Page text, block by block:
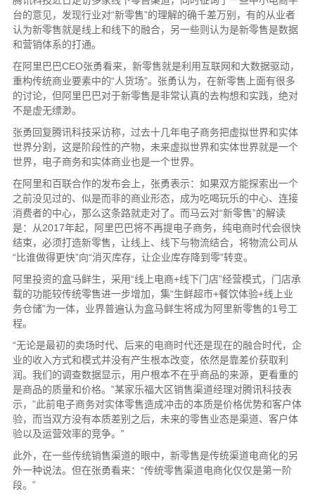
台的意见，发现行业对“新零售”的理解的确千差万别，有的从业者
认为新零售就是线上和线下的融合，另一些则认为是新零售是数据
和营销体系的打通。
在阿里巴巴CEO张勇看来，新零售就是利用互联网和大数据驱动，
重构传统商业要素中的“人货场”。张勇认为，在新零售上面有很多
的讨论，但阿里巴巴对于新零售是非常认真的去构想和实践，绝对
不是虚无缥渺。
张勇回复腾讯科技采访称，过去十几年电子商务把虚拟世界和实体
世界分割，这是阶段性的产物，未来虚拟世界和实体世界就是一个
世界，电子商务和实体商业也是一个世界。
在阿里和百联合作的发布会上，张勇表示：如果双方能探索出一个
之前没见过的、似是而非的商业形态，成为吃喝玩乐的中心、连接
消费者的中心，那么这条路就走对了。而马云对“新零售”的解读
是：从2017年起，阿里巴巴将不再提电子商务，纯电商时代会很快
结束，必须打造新零售，让线上、线下与物流结合，将物流公司从
“比谁做得更快”向“消灭库存，让企业库存降到零”转变。
阿里投资的盒马鲜生，采用“线上电商+线下门店”经营模式，门店承
载的功能较传统零售进一步增加，集“生鲜超市+餐饮体验+线上业
务仓储”为一体，业界普遍认为盒马鲜生将成为阿里新零售的1号工
程。
“无论是最初的卖场时代、后来的电商时代还是现在的融合时代，企
业的收入方式和模式并没有产生根本改变，依然是靠差价获取利
润。我们的调查数据显示，用户根本不在乎商品的来源，更看重的
是商品的质量和价格。”某家乐福大区销售渠道经理对腾讯科技表
示，”此前电子商务对实体零售造成冲击的本质是价格优势和客户体
验，而当双方没有本质差别之后，未来的零售业态是渠道、客户体
验以及运营效率的竞争。”
此外，在一些传统销售渠道的眼中，新零售是传统渠道电商化的另
外一种说法。但在张勇看来：“传统零售渠道电商化仅仅是第一阶
段。”